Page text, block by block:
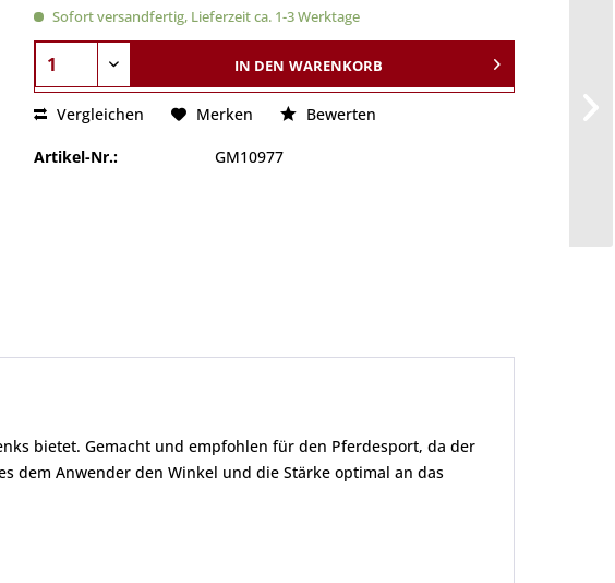
Sofort versandfertig, Lieferzeit ca. 1-3 Werktage
IN DEN WARENKORB
Vergleichen Merken Bewerten
Artikel-Nr.: GM10977
bietet. Gemacht und empfohlen für den Pferdesport, da der
dem Anwender den Winkel und die Stärke optimal an das